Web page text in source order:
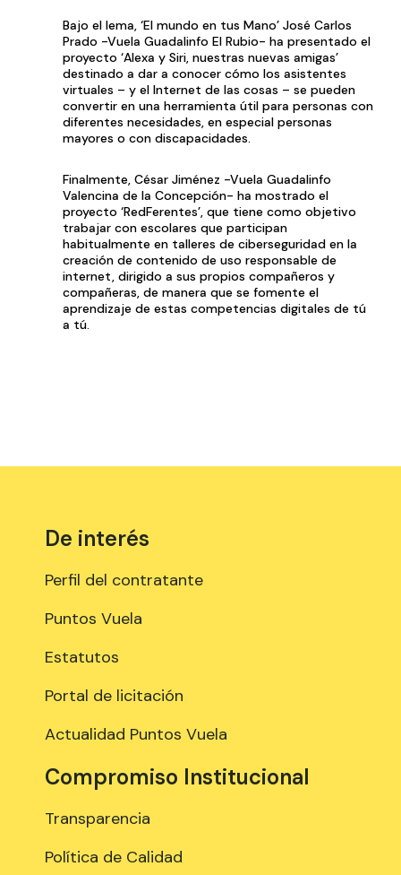
Bajo el lema, ‘El mundo en tus Mano’ José Carlos
Prado -Vuela Guadalinfo El Rubio- ha presentado el
proyecto ‘Alexa y Siri, nuestras nuevas amigas’
destinado a dar a conocer cómo los asistentes
virtuales – y el Internet de las cosas – se pueden
convertir en una herramienta útil para personas con
diferentes necesidades, en especial personas
mayores o con discapacidades.
Finalmente, César Jiménez -Vuela Guadalinfo
Valencina de la Concepción- ha mostrado el
proyecto ‘RedFerentes’, que tiene como objetivo
trabajar con escolares que participan
habitualmente en talleres de ciberseguridad en la
creación de contenido de uso responsable de
internet, dirigido a sus propios compañeros y
compañeras, de manera que se fomente el
aprendizaje de estas competencias digitales de tú
a tú.
De interés
Perfil del contratante
Puntos Vuela
Estatutos
Portal de licitación
Actualidad Puntos Vuela
Compromiso Institucional
Transparencia
Política de Calidad